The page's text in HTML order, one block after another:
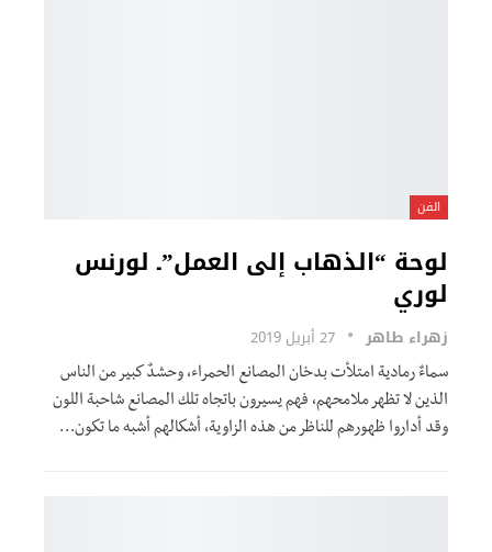
الفن
لوحة “الذهاب إلى العمل”ـ لورنس
لوري
زهراء طاهر 27 أبريل 2019
سماءٌ رمادية امتلأت بدخان المصانع الحمراء، وحشدٌ كبير من الناس
الذين لا تظهر ملامحهم، فهم يسيرون باتجاه تلك المصانع شاحبة اللون
وقد أداروا ظهورهم للناظر من هذه الزاوية، أشكالهم أشبه ما تكون…